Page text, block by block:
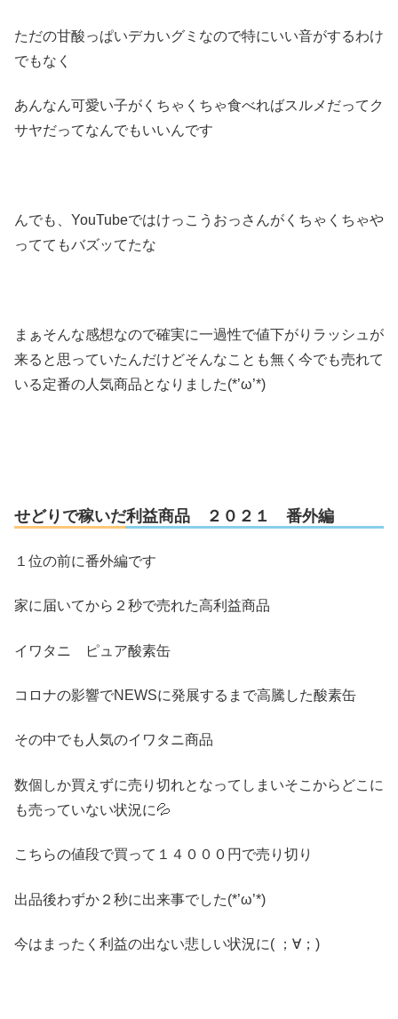
ただの甘酸っぱいデカいグミなので特にいい音がするわけ
でもなく
あんなん可愛い子がくちゃくちゃ食べればスルメだってク
サヤだってなんでもいいんです
んでも、YouTubeではけっこうおっさんがくちゃくちゃや
っててもバズッてたな
まぁそんな感想なので確実に一過性で値下がりラッシュが
来ると思っていたんだけどそんなことも無く今でも売れて
いる定番の人気商品となりました(*’ω’*)
せどりで稼いだ利益商品 ２０２１ 番外編
１位の前に番外編です
家に届いてから２秒で売れた高利益商品
イワタニ ピュア酸素缶
コロナの影響でNEWSに発展するまで高騰した酸素缶
その中でも人気のイワタニ商品
数個しか買えずに売り切れとなってしまいそこからどこに
も売っていない状況に💦
こちらの値段で買って１４０００円で売り切り
出品後わずか２秒に出来事でした(*’ω’*)
今はまったく利益の出ない悲しい状況に( ；∀；)